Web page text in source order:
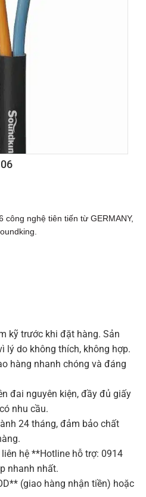
công nghệ tiên tiến từ GERMANY,
kỹ trước khi đặt hàng. Sản
lý do không thích, không hợp.
hàng nhanh chóng và đáng
đai nguyên kiện, đầy đủ giấy
nhu cầu.
24 tháng, đảm bảo chất
hệ **Hotline hỗ trợ: 0914
nhanh nhất.
(giao hàng nhận tiền) hoặc